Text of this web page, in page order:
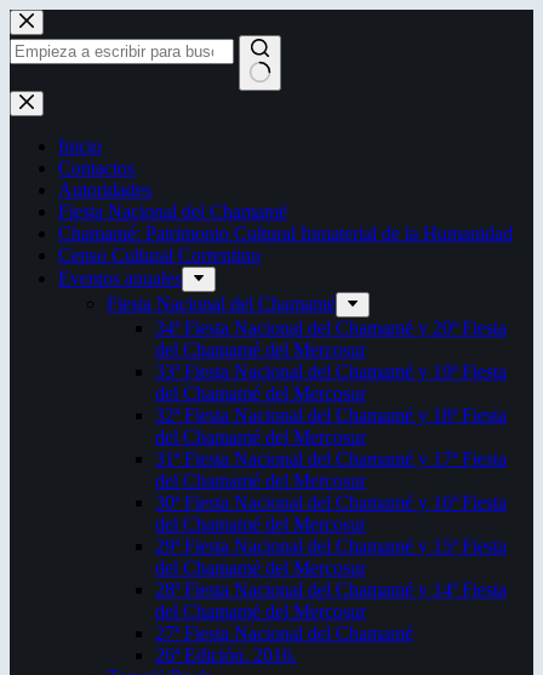
Saltar
al
contenido
Sin
resultados
Inicio
Contactos
Autoridades
Fiesta Nacional del Chamamé
Chamamé: Patrimonio Cultural Inmaterial de la Humanidad
Censo Cultural Correntino
Eventos anuales
Fiesta Nacional del Chamamé
34ª Fiesta Nacional del Chamamé y 20ª Fiesta
del Chamamé del Mercosur
33ª Fiesta Nacional del Chamamé y 19ª Fiesta
del Chamamé del Mercosur
32ª Fiesta Nacional del Chamamé y 18ª Fiesta
del Chamamé del Mercosur
31ª Fiesta Nacional del Chamamé y 17ª Fiesta
del Chamamé del Mercosur
30ª Fiesta Nacional del Chamamé y 16ª Fiesta
del Chamamé del Mercosur
29ª Fiesta Nacional del Chamamé y 15ª Fiesta
del Chamamé del Mercosur
28ª Fiesta Nacional del Chamamé y 14ª Fiesta
del Chamamé del Mercosur
27ª Fiesta Nacional del Chamamé
26ª Edición. 2016.